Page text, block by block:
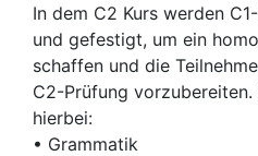
In dem C2 Kurs werden
und gefestigt, um ein
schaffen und die
C2-Prüfung
hierbei:
• Grammatik